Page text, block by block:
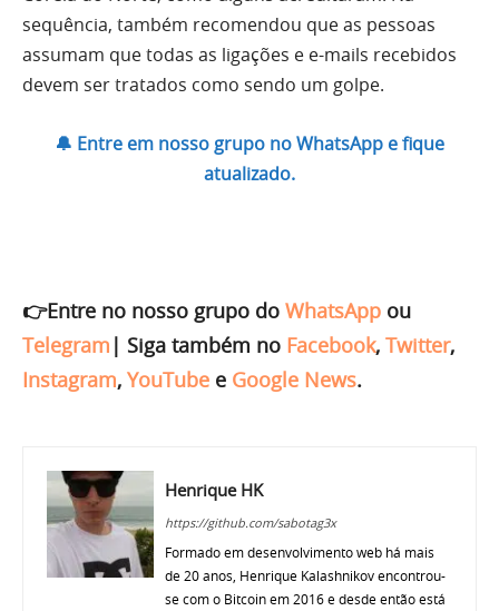
sequência, também recomendou que as pessoas
assumam que todas as ligações e e-mails recebidos
devem ser tratados como sendo um golpe.
🔔 Entre em nosso grupo no WhatsApp e fique
atualizado.
👉Entre no nosso grupo do WhatsApp ou
Telegram | Siga também no Facebook, Twitter,
Instagram, YouTube e Google News.
Henrique HK
https://github.com/sabotag3x
Formado em desenvolvimento web há mais
de 20 anos, Henrique Kalashnikov encontrou-
se com o Bitcoin em 2016 e desde então está